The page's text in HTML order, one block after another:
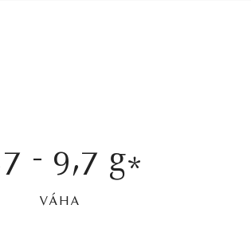
- 9,7 g*
VÁHA